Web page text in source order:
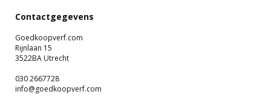
Contactgegevens
Goedkoopverf.com
Rijnlaan 15
3522BA Utrecht
030 2667728
info@goedkoopverf.com